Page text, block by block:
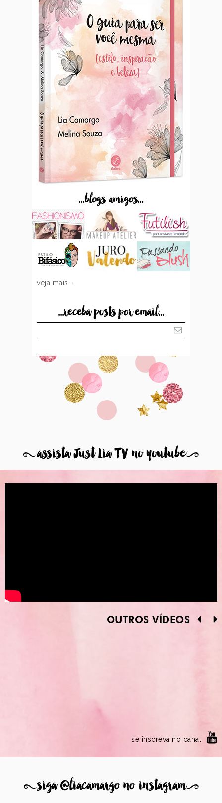
...blogs amigos...
veja mais...
...receba posts por email...
8assista Just Lia TV no youtube9
OUTROS VÍDEOS
se inscreva no canal
8siga @liacamargo no instagram9